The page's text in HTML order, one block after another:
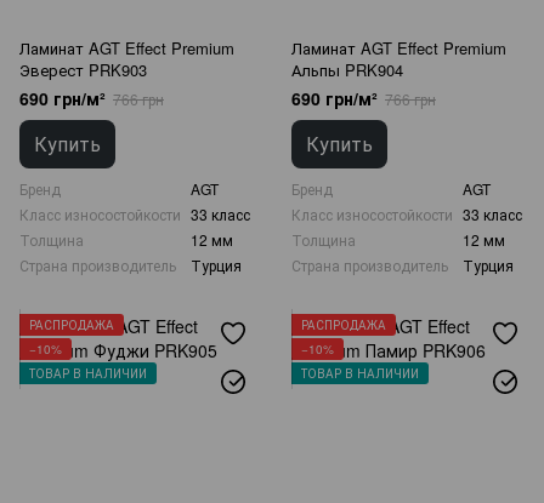
Ламинат AGT Effect Premium
Эверест PRK903
690 грн/м² 766 грн
Купить
Бренд
AGT
Класс износостойкости 33 класс
Толщина
12 мм
Страна производитель
Турция
Ламинат AGT Effect Premium
Альпы PRK904
690 грн/м² 766 грн
Купить
Бренд
AGT
Класс износостойкости 33 класс
Толщина
12 мм
Страна производитель
Турция
РАСПРОДАЖА
−10%
ТОВАР В НАЛИЧИИ
РАСПРОДАЖА
−10%
ТОВАР В НАЛИЧИИ